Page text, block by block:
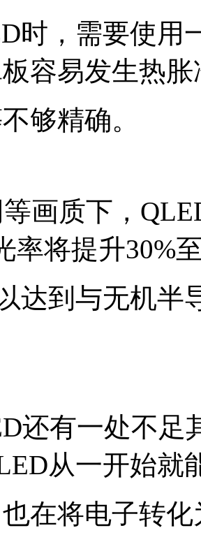
时，需要使用
容易发生热
够精确。
画质下，
率将提升30%
达到与无机半
还有一处不足
从一开始就
在将电子转